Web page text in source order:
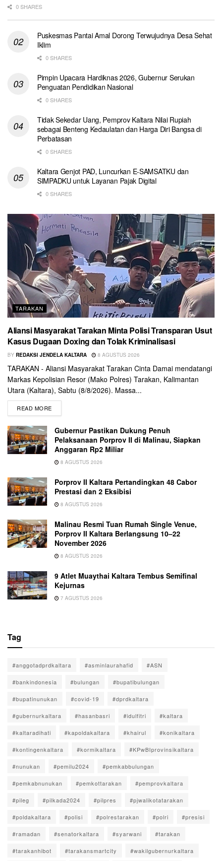
0 SHARES
Puskesmas Pantai Amal Dorong Terwujudnya Desa Sehat
Iklim
0 SHARES
Pimpin Upacara Hardiknas 2026, Gubernur Serukan
Penguatan Pendidikan Nasional
0 SHARES
Tidak Sekedar Uang, Pemprov Kaltara Nilai Rupiah
sebagai Benteng Kedaulatan dan Harga Diri Bangsa di
Perbatasan
0 SHARES
Kaltara Genjot PAD, Luncurkan E-SAMSATKU dan
SIMPADKU untuk Layanan Pajak Digital
0 SHARES
TARAKAN
Aliansi Masyarakat Tarakan Minta Polisi Transparan Usut
Kasus Dugaan Doxing dan Tolak Kriminalisasi
BY REDAKSI JENDELA KALTARA 8 AGUSTUS 2026
TARAKAN - Aliansi Masyarakat Tarakan Cinta Damai mendatangi
Markas Kepolisian Resor (Mako Polres) Tarakan, Kalimantan
Utara (Kaltara), Sabtu (8/8/2026). Massa...
READ MORE
Gubernur Pastikan Dukung Penuh
Pelaksanaan Porprov II di Malinau, Siapkan
Anggaran Rp2 Miliar
8 AGUSTUS 2026
Porprov II Kaltara Pertandingkan 48 Cabor
Prestasi dan 2 Eksibisi
8 AGUSTUS 2026
Malinau Resmi Tuan Rumah Single Venue,
Porprov II Kaltara Berlangsung 10–22
November 2026
8 AGUSTUS 2026
9 Atlet Muaythai Kaltara Tembus Semifinal
Kejurnas
7 AGUSTUS 2026
Tag
#anggotadprdkaltara #asminlaurahafid #ASN
#bankindonesia #bulungan #bupatibulungan
#bupatinunukan #covid-19 #dprdkaltara
#gubernurkaltara #hasanbasri #idulfitri #kaltara
#kaltaradihati #kapoldakaltara #khairul #konikaltara
#kontingenkaltara #kormikaltara #KPwBIprovinsikaltara
#nunukan #pemilu2024 #pemkabbulungan
#pemkabnunukan #pemkottarakan #pemprovkaltara
#pileg #pilkada2024 #pilpres #pjwalikotatarakan
#poldakaltara #polisi #polrestarakan #polri #presisi
#ramadan #senatorkaltara #syarwani #tarakan
#tarakanhibot #tarakansmartcity #wakilgubernurkaltara